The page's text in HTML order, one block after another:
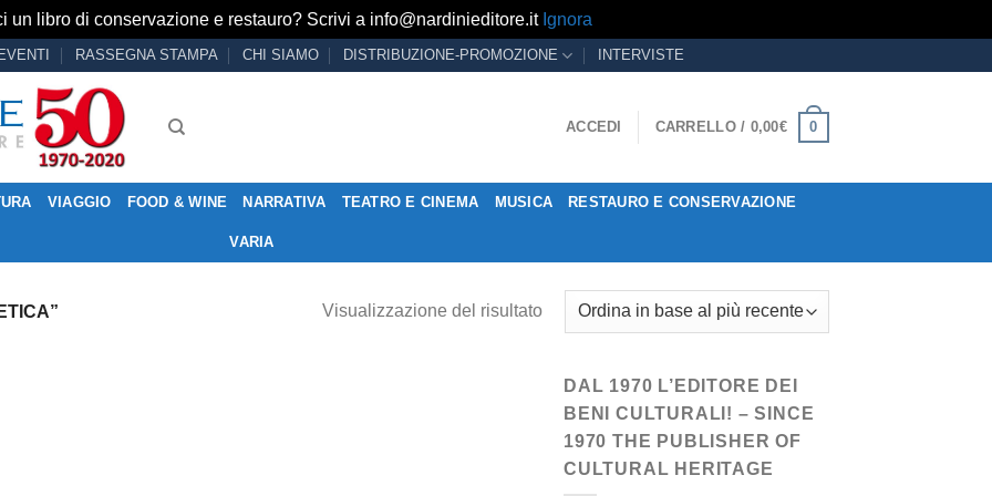
un libro di conservazione e restauro? Scrivi a info@nardinieditore.it Ignora
EVENTI RASSEGNA STAMPA CHI SIAMO DISTRIBUZIONE-PROMOZIONE INTERVISTE
ACCEDI CARRELLO / 0,00€ 0
VIAGGIO FOOD & WINE NARRATIVA TEATRO E CINEMA MUSICA RESTAURO E CONSERVAZIONE
VARIA
Visualizzazione del risultato
DAL 1970 L’EDITORE DEI
BENI CULTURALI! – SINCE
1970 THE PUBLISHER OF
CULTURAL HERITAGE